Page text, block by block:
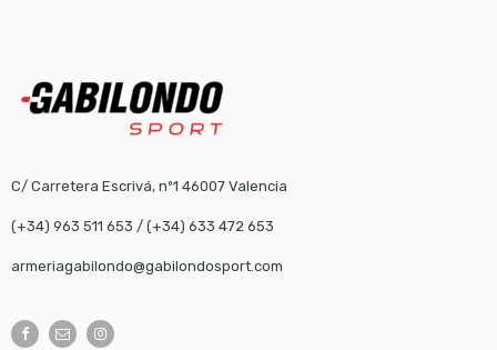
C/ Carretera Escrivá, nº1 46007 Valencia
(+34) 963 511 653 / (+34) 633 472 653
armeriagabilondo@gabilondosport.com